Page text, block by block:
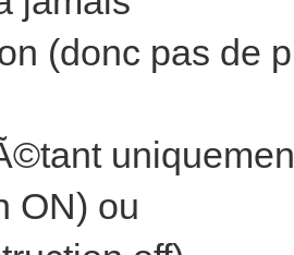
(donc pas de
ON) ou